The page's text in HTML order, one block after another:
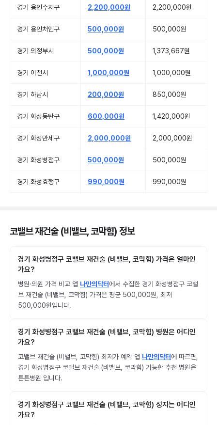
경기 용인수지구 2,200,000원 2,200,000원
경기 용인처인구 500,000원 500,000원
경기 의정부시 500,000원 1,373,667원
경기 이천시 1,000,000원 1,000,000원
경기 하남시 200,000원 850,000원
경기 화성동탄구 600,000원 1,420,000원
경기 화성만세구 2,000,000원 2,000,000원
경기 화성병점구 500,000원 500,000원
경기 화성효행구 990,000원 990,000원
코밸브 재건술 (비밸브, 코막힘) 정보
경기 화성병점구 코밸브 재건술 (비밸브, 코막힘) 가격은 얼마인
가요?
병원·의원 가격 비교 앱 나만의닥터에서 수집한 경기 화성병점구 코밸
브 재건술 (비밸브, 코막힘) 가격은 평균 500,000원, 최저
500,000원입니다.
경기 화성병점구 코밸브 재건술 (비밸브, 코막힘) 병원은 어디인
가요?
코밸브 재건술 (비밸브, 코막힘) 최저가 예약 앱 나만의닥터에 따르면,
경기 화성병점구 코밸브 재건술 (비밸브, 코막힘) 가능한 추천 병원은
튼튼병원 입니다.
경기 화성병점구 코밸브 재건술 (비밸브, 코막힘) 성지는 어디인
가요?